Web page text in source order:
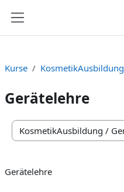
Kurse KosmetikAusbildung
Gerätelehre
Kursbereiche
Gerätelehre